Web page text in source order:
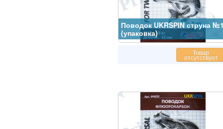
Поводок UKRSPIN струна
(упаковка)
Товар
отсутствует